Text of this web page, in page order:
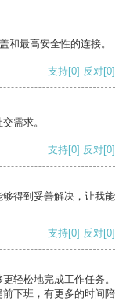
和最高安全性的连接。
支持[0] 反对[0]
需求。
支持[0] 反对[0]
得到妥善解决，让我能
支持[0] 反对[0]
轻松地完成工作任务。
下班，有更多的时间陪